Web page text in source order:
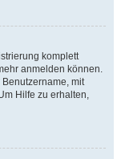
komplett
anmelden können.
mit
Hilfe zu erhalten,